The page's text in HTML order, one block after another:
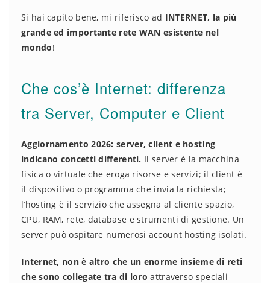
Si hai capito bene, mi riferisco ad INTERNET, la più
grande ed importante rete WAN esistente nel
mondo!
Che cos’è Internet: differenza
tra Server, Computer e Client
Aggiornamento 2026: server, client e hosting
indicano concetti differenti. Il server è la macchina
fisica o virtuale che eroga risorse e servizi; il client è
il dispositivo o programma che invia la richiesta;
l’hosting è il servizio che assegna al cliente spazio,
CPU, RAM, rete, database e strumenti di gestione. Un
server può ospitare numerosi account hosting isolati.
Internet, non è altro che un enorme insieme di reti
che sono collegate tra di loro attraverso speciali